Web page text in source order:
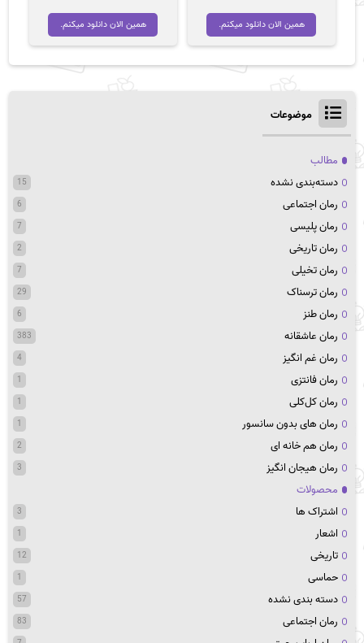
همین الان دانلود میکنم. همین الان دانلود میکنم.
موضوعات
مطالب
دسته‌بندی نشده
15
رمان اجتماعی 6
رمان پلیسی 7
رمان تاریخی 2
رمان تخیلی 7
رمان ترسناک 29
رمان طنز 6
رمان عاشقانه 383
رمان غم انگیز 4
رمان فانتزی 1
رمان کل‌کلی 1
رمان های بدون سانسور 1
رمان هم خانه ای 2
رمان هیجان انگیز 3
محصولات
اشتراک ها
3
اشعار 1
تاریخی 12
حماسی 1
دسته بندی نشده 57
رمان اجتماعی 83